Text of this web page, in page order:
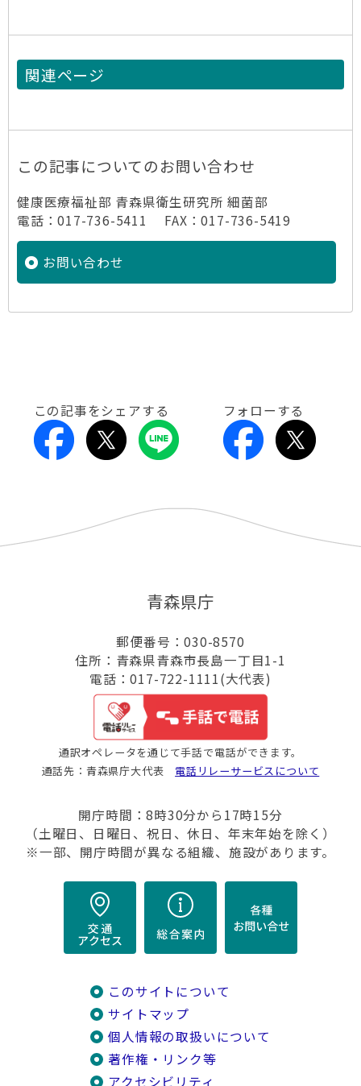
関連ページ
この記事についてのお問い合わせ
健康医療福祉部 青森県衛生研究所 細菌部
電話：017-736-5411 FAX：017-736-5419
お問い合わせ
この記事をシェアする フォローする
青森県庁
郵便番号：030-8570
住所：青森県青森市長島一丁目1-1
電話：017-722-1111(大代表)
通訳オペレータを通じて手話で電話ができます。
通話先：青森県庁大代表 電話リレーサービスについて
開庁時間：8時30分から17時15分
（土曜日、日曜日、祝日、休日、年末年始を除く）
※一部、開庁時間が異なる組織、施設があります。
このサイトについて
サイトマップ
個人情報の取扱いについて
著作権・リンク等
アクセシビリティ